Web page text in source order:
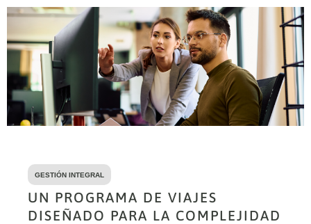
GESTIÓN INTEGRAL
UN PROGRAMA DE VIAJES
DISEÑADO PARA LA COMPLEJIDAD